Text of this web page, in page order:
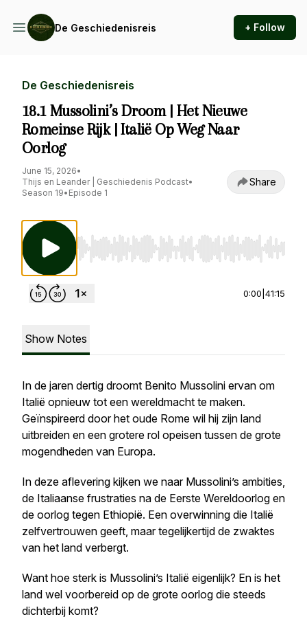
De Geschiedenisreis + Follow
De Geschiedenisreis
18.1 Mussolini’s Droom | Het Nieuwe
Romeinse Rijk | Italië Op Weg Naar
Oorlog
June 15, 2026•
Thijs en Leander | Geschiedenis Podcast•
Season 19• Episode 1
Share
Use Left/Right to seek, Home/End to jump
0:00 41:15
Show Notes
In de jaren dertig droomt Benito Mussolini ervan om
Italië opnieuw tot een wereldmacht te maken.
Geïnspireerd door het oude Rome wil hij zijn land
uitbreiden en een grotere rol opeisen tussen de grote
mogendheden van Europa.
In deze aflevering kijken we naar Mussolini’s ambities,
de Italiaanse frustraties na de Eerste Wereldoorlog en
de oorlog tegen Ethiopië. Een overwinning die Italië
zelfvertrouwen geeft, maar tegelijkertijd de zwaktes
van het land verbergt.
Want hoe sterk is Mussolini’s Italië eigenlijk? En is het
land wel voorbereid op de grote oorlog die steeds
dichterbij komt?